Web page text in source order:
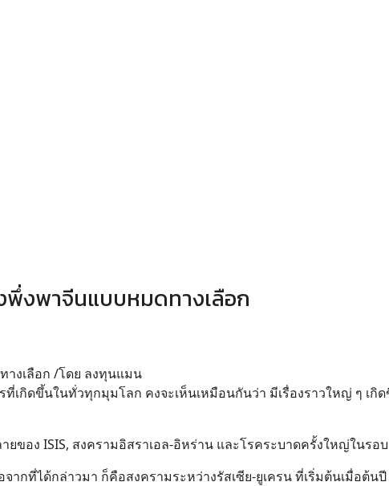
พึ่งพาจีนแบบหมดทางเลือก
างเลือก /โดย ลงทุนแมน
เกิดขึ้นในทั่วทุกมุมโลก คงจะเห็นเหมือนกันว่า มีเรื่องราวใหญ่ ๆ เกิ
ยของ ISIS, สงครามอิสราเอล-อิหร่าน และโรคระบาดครั้งใหญ่ในรอ
กที่ได้กล่าวมา ก็คือสงครามระหว่างรัสเซีย-ยูเครน ที่เริ่มต้นเมื่อต้นปี